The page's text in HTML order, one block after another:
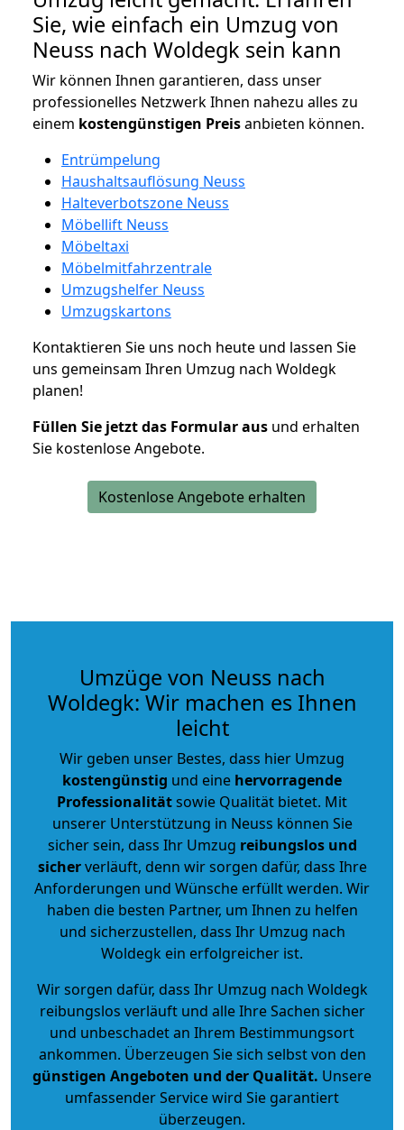
Sie, wie einfach ein Umzug von
Neuss nach Woldegk sein kann
Wir können Ihnen garantieren, dass unser
professionelles Netzwerk Ihnen nahezu alles zu
einem kostengünstigen Preisanbieten können.
Entrümpelung
Haushaltsauflösung Neuss
Halteverbotszone Neuss
Möbellift Neuss
Möbeltaxi
Möbelmitfahrzentrale
Umzugshelfer Neuss
Umzugskartons
Kontaktieren Sie uns noch heute und lassen Sie
uns gemeinsam Ihren Umzug nach Woldegk
planen!
Füllen Sie jetzt das Formular aus und erhalten
Sie kostenlose Angebote.
Kostenlose Angebote erhalten
Umzüge von Neuss nach
Woldegk: Wir machen es Ihnen
leicht
Wir geben unser Bestes, dass hier Umzug
kostengünstig und eine hervorragende
Professionalitätsowie Qualität bietet. Mit
unserer Unterstützung in Neuss können Sie
sicher sein, dass Ihr Umzug reibungslos und
sicherverläuft, denn wir sorgen dafür, dass Ihre
Anforderungen und Wünsche erfüllt werden. Wir
haben die besten Partner, um Ihnen zu helfen
und sicherzustellen, dass Ihr Umzug nach
Woldegk ein erfolgreicher ist.
Wir sorgen dafür, dass Ihr Umzug nach Woldegk
reibungslos verläuft und alle Ihre Sachen sicher
und unbeschadet an Ihrem Bestimmungsort
ankommen. Überzeugen Sie sich selbst von den
günstigen Angeboten und der Qualität. Unsere
umfassender Service wird Sie garantiert
überzeugen.